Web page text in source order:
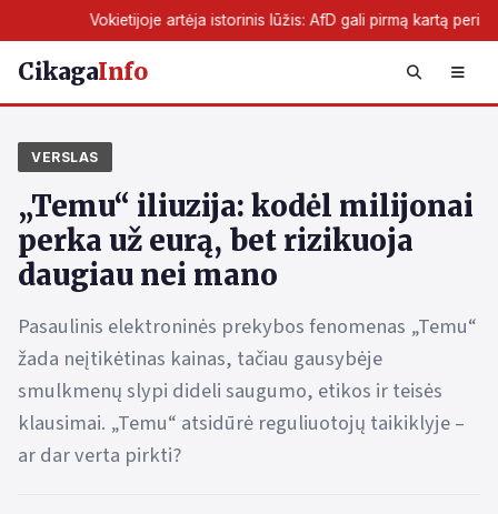
artėja istorinis lūžis: AfD gali pirmą kartą perimti žemės
CikagaInfo
VERSLAS
„Temu“ iliuzija: kodėl milijonai
perka už eurą, bet rizikuoja
daugiau nei mano
Pasaulinis elektroninės prekybos fenomenas „Temu“
žada neįtikėtinas kainas, tačiau gausybėje
smulkmenų slypi dideli saugumo, etikos ir teisės
klausimai. „Temu“ atsidūrė reguliuotojų taikiklyje –
ar dar verta pirkti?